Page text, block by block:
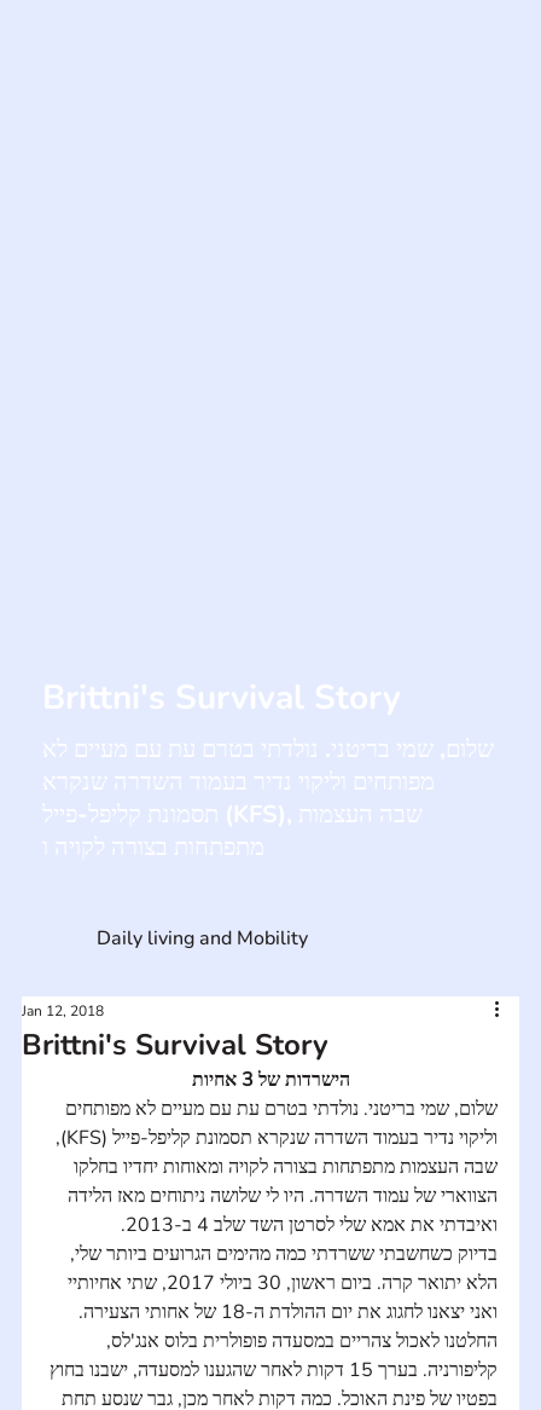
Brittni's Survival Story
Jan 12, 2018
הישרדות של 3 אחיות
שלום, שמי בריטני. נולדתי בטרם עת עם מעיים לא מפותחים
וליקוי נדיר בעמוד השדרה שנקרא תסמונת קליפל-פייל (KFS),
שבה העצמות מתפתחות בצורה לקויה ומאוחות יחדיו בחלקו
הצווארי של עמוד השדרה. היו לי שלושה ניתוחים מאז הלידה
ואיבדתי את אמא שלי לסרטן השד שלב 4 ב-2013.
בדיוק כשחשבתי ששרדתי כמה מהימים הגרועים ביותר שלי,
הלא יתואר קרה. ביום ראשון, 30 ביולי 2017, שתי אחיותיי
ואני יצאנו לחגוג את יום ההולדת ה-18 של אחותי הצעירה.
החלטנו לאכול צהריים במסעדה פופולרית בלוס אנג'לס,
קליפורניה. בערך 15 דקות לאחר שהגענו למסעדה, ישבנו בחוץ
בפטיו של פינת האוכל. כמה דקות לאחר מכן, גבר שנסע תחת
Daily living and Mobility
Brittni's Survival Story
שלום, שמי בריטני. נולדתי בטרם עת עם מעיים לא
מפותחים וליקוי נדיר בעמוד השדרה שנקרא
תסמונת קליפל-פייל (KFS), שבה העצמות
מתפתחות בצורה לקויה ו